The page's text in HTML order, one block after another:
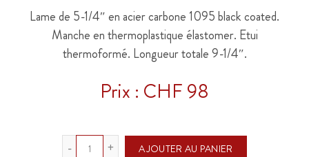
Lame de 5-1/4″ en acier carbone 1095 black coated.
Manche en thermoplastique élastomer. Etui
thermoformé. Longueur totale 9-1/4″.
Prix : CHF 98
Quantité
AJOUTER AU PANIER